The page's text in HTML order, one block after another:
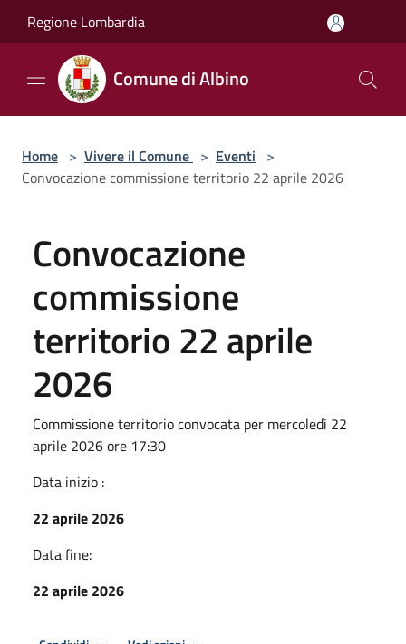
Regione Lombardia
Comune di Albino
Home > Vivere il Comune > Eventi >
Convocazione commissione territorio 22 aprile 2026
Convocazione
commissione
territorio 22 aprile
2026
Commissione territorio convocata per mercoledì 22
aprile 2026 ore 17:30
Data inizio :
22 aprile 2026
Data fine:
22 aprile 2026